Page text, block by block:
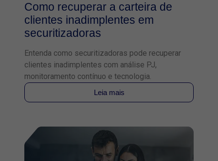
Como recuperar a carteira de
clientes inadimplentes em
securitizadoras
Entenda como securitizadoras pode recuperar
clientes inadimplentes com análise PJ,
monitoramento contínuo e tecnologia.
Leia mais